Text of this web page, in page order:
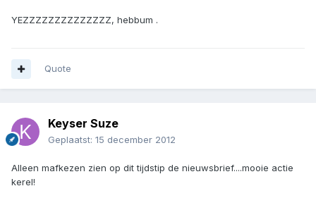
YEZZZZZZZZZZZZZZ, hebbum .
Quote
Keyser Suze
Geplaatst: 15 december 2012
Alleen mafkezen zien op dit tijdstip de nieuwsbrief....mooie actie
kerel!